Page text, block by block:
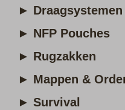
► Draagsystemen
► NFP Pouches
► Rugzakken
► Mappen &
► Survival